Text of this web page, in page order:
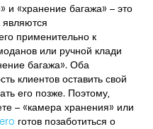
и «хранение багажа» – это
применительно к
или ручной клади
багажа». Оба
клиентов оставить свой
его позже. Поэтому,
– «камера хранения» или
готов позаботиться о